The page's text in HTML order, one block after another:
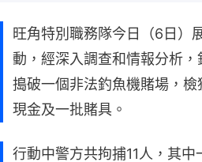
旺角特別職務隊今日（6日）
動，經深入調查和情報分析，
搗破一個非法釣魚機賭場，
現金及一批賭具。
行動中警方共拘捕11人，其